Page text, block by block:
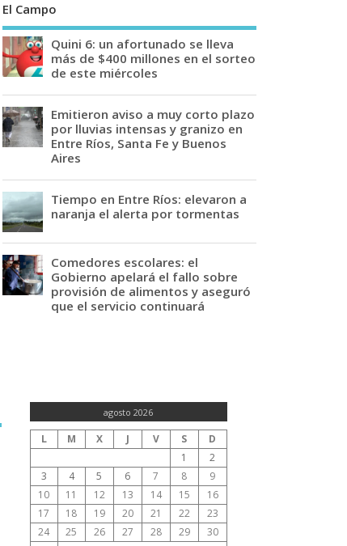
El Campo
Quini 6: un afortunado se lleva
más de $400 millones en el sorteo
de este miércoles
Emitieron aviso a muy corto plazo
por lluvias intensas y granizo en
Entre Ríos, Santa Fe y Buenos
Aires
Tiempo en Entre Ríos: elevaron a
naranja el alerta por tormentas
Comedores escolares: el
Gobierno apelará el fallo sobre
provisión de alimentos y aseguró
que el servicio continuará
agosto 2026
L M X J V S
D
1
2
3
4 5 6 7 8
9
10
11 12 13 14 15
16
17
18 19 20 21 22
23
24
25 26 27 28 29
30